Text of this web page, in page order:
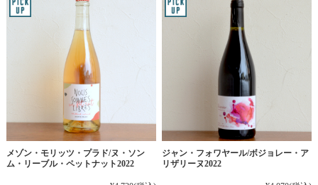
メゾン・モリッツ・プラド/ヌ・ソン
ム・リーブル・ペットナット2022
ジャン・フォワヤール/ボジョレー・ア
リザリーヌ2022